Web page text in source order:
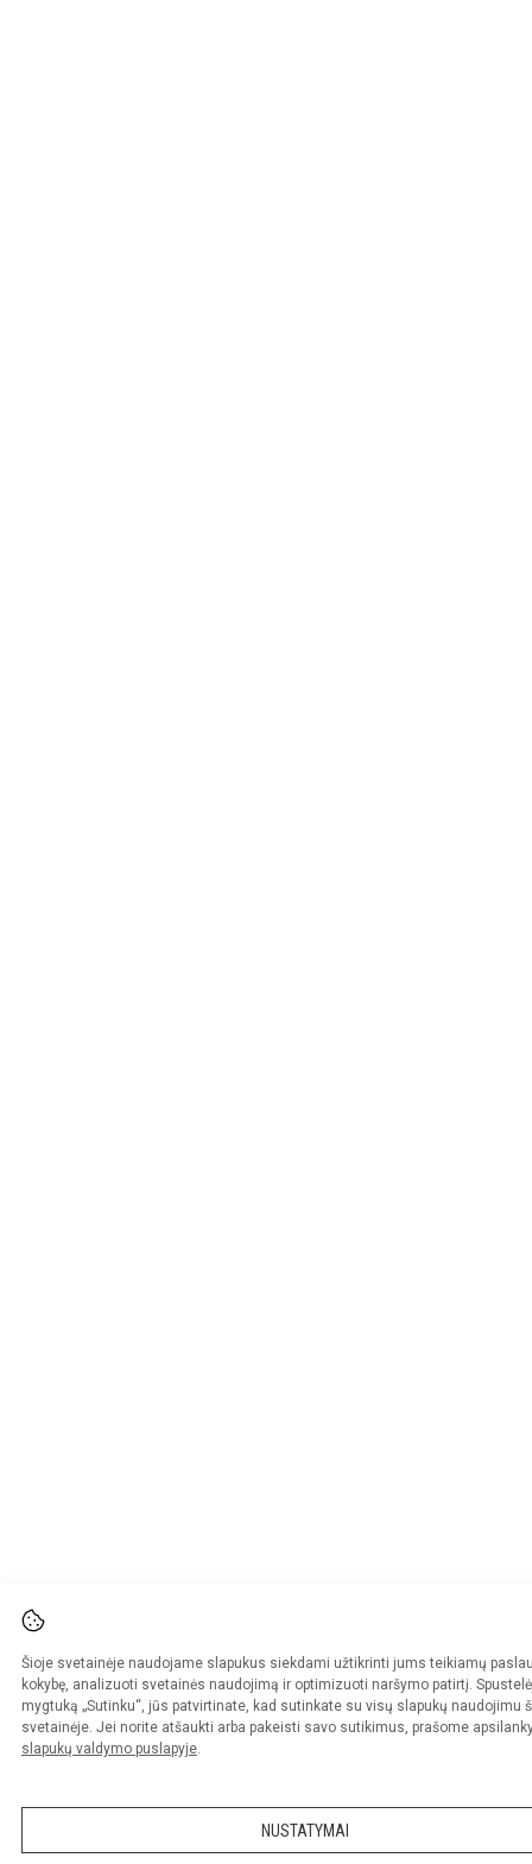
Šioje svetainėje naudojame slapukus siekdami užtikrinti jums teikiamų
kokybę, analizuoti svetainės naudojimą ir optimizuoti naršymo patirtį.
mygtuką „Sutinku“, jūs patvirtinate, kad sutinkate su visų slapukų naudojimu
svetainėje. Jei norite atšaukti arba pakeisti savo sutikimus, prašome
slapukų valdymo puslapyje.
NUSTATYMAI